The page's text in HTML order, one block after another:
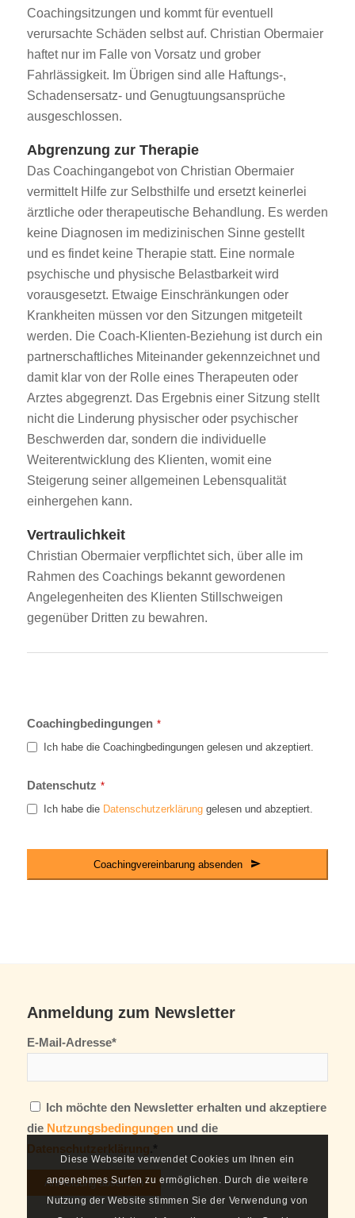
Coachingsitzungen und kommt für eventuell
verursachte Schäden selbst auf. Christian Obermaier
haftet nur im Falle von Vorsatz und grober
Fahrlässigkeit. Im Übrigen sind alle Haftungs-,
Schadensersatz- und Genugtuungsansprüche
ausgeschlossen.
Abgrenzung zur Therapie
Das Coachingangebot von Christian Obermaier
vermittelt Hilfe zur Selbsthilfe und ersetzt keinerlei
ärztliche oder therapeutische Behandlung. Es werden
keine Diagnosen im medizinischen Sinne gestellt
und es findet keine Therapie statt. Eine normale
psychische und physische Belastbarkeit wird
vorausgesetzt. Etwaige Einschränkungen oder
Krankheiten müssen vor den Sitzungen mitgeteilt
werden. Die Coach-Klienten-Beziehung ist durch ein
partnerschaftliches Miteinander gekennzeichnet und
damit klar von der Rolle eines Therapeuten oder
Arztes abgegrenzt. Das Ergebnis einer Sitzung stellt
nicht die Linderung physischer oder psychischer
Beschwerden dar, sondern die individuelle
Weiterentwicklung des Klienten, womit eine
Steigerung seiner allgemeinen Lebensqualität
einhergehen kann.
Vertraulichkeit
Christian Obermaier verpflichtet sich, über alle im
Rahmen des Coachings bekannt gewordenen
Angelegenheiten des Klienten Stillschweigen
gegenüber Dritten zu bewahren.
Coachingbedingungen *
Ich habe die Coachingbedingungen gelesen und akzeptiert.
Company
Datenschutz *
Ich habe die Datenschutzerklärunggelesen und abzeptiert.
Coachingvereinbarung absenden
Anmeldung zum Newsletter
E-Mail-Adresse*
Ich möchte den Newsletter erhalten und akzeptiere
die Nutzungsbedingungenund die
Datenschutzerklärung
Diese Webseite verwendet Cookies um Ihnen ein
angenehmes Surfen zu ermöglichen. Durch die weitere
Nutzung der Website stimmen Sie der Verwendung von